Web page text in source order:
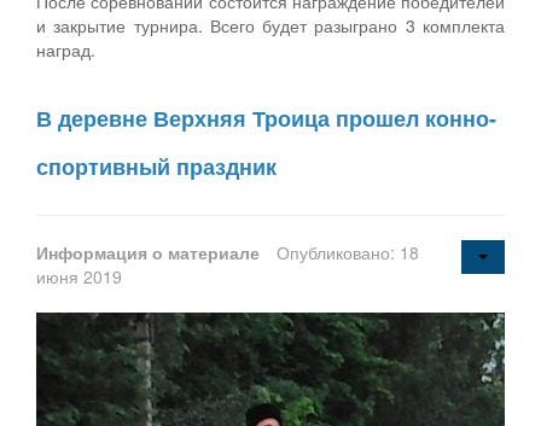
и закрытие турнира. Всего будет разыграно 3 комплекта
наград.
В деревне Верхняя Троица прошел конно-
спортивный праздник
Информация о материале
Опубликовано: 18
июня 2019